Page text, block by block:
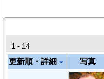
1 - 14
更新順・詳細 arrow_drop_down 写真